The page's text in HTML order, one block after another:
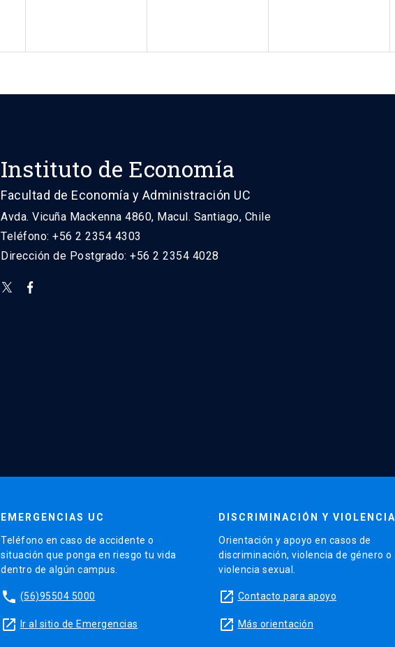
Instituto de Economía
Facultad de Economía y Administración UC
Avda. Vicuña Mackenna 4860, Macul. Santiago, Chile
Teléfono: +56 2 2354 4303
Dirección de Postgrado: +56 2 2354 4028
EMERGENCIAS UC
Teléfono en caso de accidente o
situación que ponga en riesgo tu vida
dentro de algún campus.
phone (56)95504 5000
launch Ir al sitio de Emergencias
DISCRIMINACIÓN Y VIOLENCIA
Orientación y apoyo en casos de
discriminación, violencia de género o
violencia sexual.
launch Contacto para apoyo
launch Más orientación